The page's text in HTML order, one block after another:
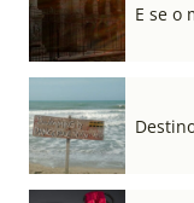
E se o